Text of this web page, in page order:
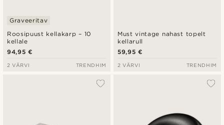
Roosipuust kellakarp – 10
kellale
Graveeritav
94,95 €
2 VÄRVI TRENDHIM
Must vintage nahast topelt
kellarull
59,95 €
2 VÄRVI TRENDHIM